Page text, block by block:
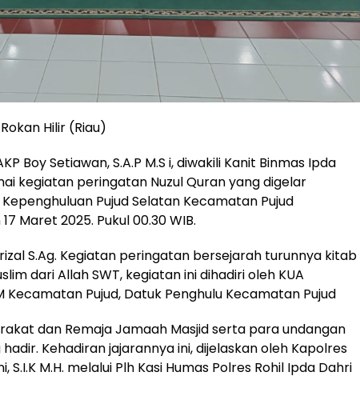
Hilir (Riau)
Boy Setiawan, S.A.P M.S i, diwakili Kanit Binmas Ipda
kegiatan peringatan Nuzul Quran yang digelar
Pujud Selatan Kecamatan Pujud
Maret 2025. Pukul 00.30 WIB.
S.Ag. Kegiatan peringatan bersejarah turunnya kitab
dari Allah SWT, kegiatan ini dihadiri oleh KUA
Kecamatan Pujud, Datuk Penghulu Kecamatan Pujud
dan Remaja Jamaah Masjid serta para undangan
Kehadiran jajarannya ini, dijelaskan oleh Kapolres
S.I.K M.H. melalui Plh Kasi Humas Polres Rohil Ipda Dahri